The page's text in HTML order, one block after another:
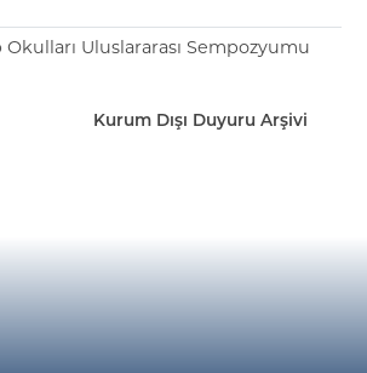
Uluslararası Sempozyumu
Kurum Dışı Duyuru Arşivi